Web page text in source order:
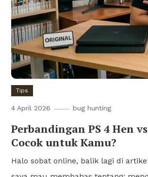
Tips
4 April 2026 bug hunting
Perbandingan PS 4 Hen
Cocok untuk Kamu?
Halo sobat online, balik lagi di